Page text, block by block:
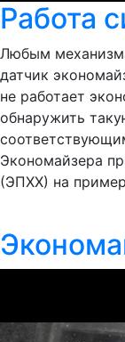
Работа
Любым
датчик
не работает
обнаружить
Экономайзера
(ЭПХХ) на